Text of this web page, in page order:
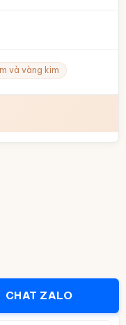
và vàng kim
CHAT ZALO